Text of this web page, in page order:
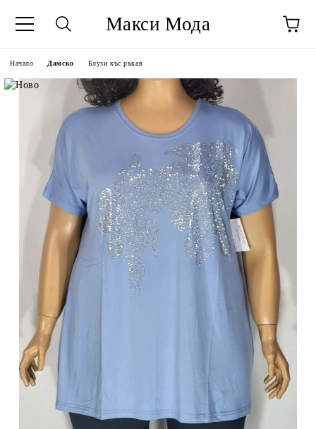
Макси Мода
Начало Дамско Блузи къс ръкав